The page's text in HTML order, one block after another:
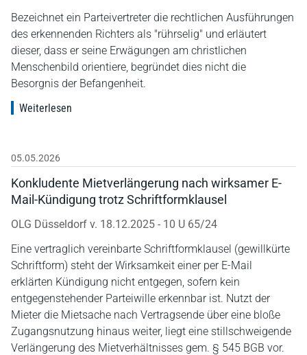
Bezeichnet ein Parteivertreter die rechtlichen Ausführungen
des erkennenden Richters als "rührselig" und erläutert
dieser, dass er seine Erwägungen am christlichen
Menschenbild orientiere, begründet dies nicht die
Besorgnis der Befangenheit.
Weiterlesen
05.05.2026
Konkludente Mietverlängerung nach wirksamer E-
Mail-Kündigung trotz Schriftformklausel
OLG Düsseldorf v. 18.12.2025 - 10 U 65/24
Eine vertraglich vereinbarte Schriftformklausel (gewillkürte
Schriftform) steht der Wirksamkeit einer per E-Mail
erklärten Kündigung nicht entgegen, sofern kein
entgegenstehender Parteiwille erkennbar ist. Nutzt der
Mieter die Mietsache nach Vertragsende über eine bloße
Zugangsnutzung hinaus weiter, liegt eine stillschweigende
Verlängerung des Mietverhältnisses gem. § 545 BGB vor.